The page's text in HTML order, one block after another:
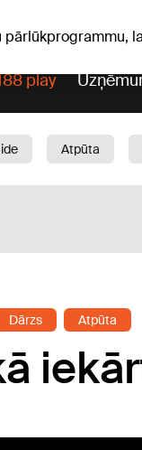
play
Atpūta
Dārzs Atpūta